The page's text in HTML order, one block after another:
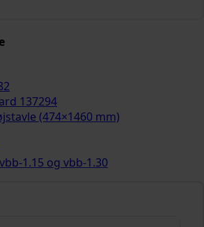
137294
(474×1460 mm)
1.15 og vbb-1.30